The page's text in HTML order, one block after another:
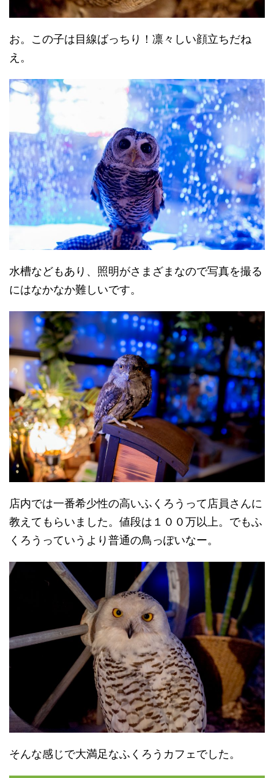
お。この子は目線ばっちり！凛々しい顔立ちだね
え。
水槽などもあり、照明がさまざまなので写真を撮る
にはなかなか難しいです。
店内では一番希少性の高いふくろうって店員さんに
教えてもらいました。値段は１００万以上。でもふ
くろうっていうより普通の鳥っぽいなー。
そんな感じで大満足なふくろうカフェでした。